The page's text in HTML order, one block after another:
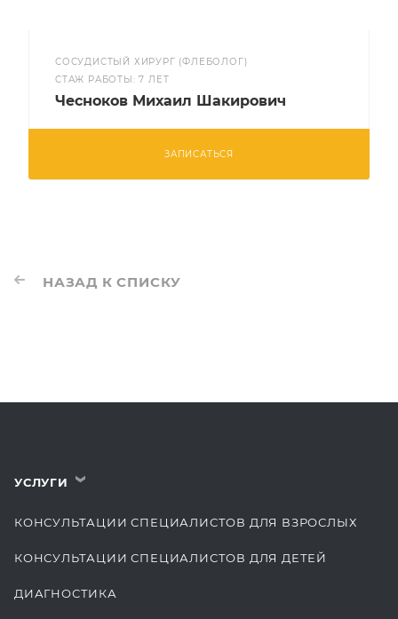
СОСУДИСТЫЙ ХИРУРГ (ФЛЕБОЛОГ)
CТАЖ РАБОТЫ: 7 ЛЕТ
Чесноков Михаил Шакирович
ЗАПИСАТЬСЯ
НАЗАД К СПИСКУ
УСЛУГИ ›
КОНСУЛЬТАЦИИ СПЕЦИАЛИСТОВ ДЛЯ ВЗРОСЛЫХ
КОНСУЛЬТАЦИИ СПЕЦИАЛИСТОВ ДЛЯ ДЕТЕЙ
ДИАГНОСТИКА